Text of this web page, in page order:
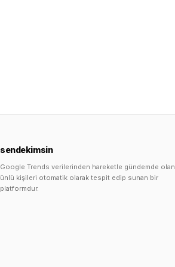
sendekimsin
Google Trends verilerinden hareketle gündemde olan
ünlü kişileri otomatik olarak tespit edip sunan bir
platformdur.